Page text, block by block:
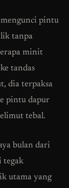
pintu
tanpa
minit
tandas
dia terpaksa
pintu dapur
tebal.
bulan dari
tegak
utama yang